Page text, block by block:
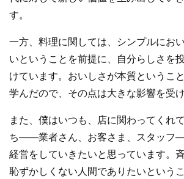
す。
一方、料理に関しては、シンプルにお
いということを前提に、自分らしさを
けています。おいしさが本質というこ
学んだので、その点は大きな影響を受け
また、僕はいつも、店に関わってくれ
ち――業者さん、お客さま、スタッフ
経営をしていきたいと思っています。
恥ずかしくない人間でありたいという